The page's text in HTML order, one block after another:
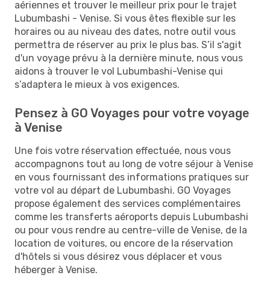
aériennes et trouver le meilleur prix pour le trajet
Lubumbashi - Venise. Si vous êtes flexible sur les
horaires ou au niveau des dates, notre outil vous
permettra de réserver au prix le plus bas. S’il s'agit
d'un voyage prévu à la dernière minute, nous vous
aidons à trouver le vol Lubumbashi-Venise qui
s’adaptera le mieux à vos exigences.
Pensez à GO Voyages pour votre voyage
à Venise
Une fois votre réservation effectuée, nous vous
accompagnons tout au long de votre séjour à Venise
en vous fournissant des informations pratiques sur
votre vol au départ de Lubumbashi. GO Voyages
propose également des services complémentaires
comme les transferts aéroports depuis Lubumbashi
ou pour vous rendre au centre-ville de Venise, de la
location de voitures, ou encore de la réservation
d'hôtels si vous désirez vous déplacer et vous
héberger à Venise.